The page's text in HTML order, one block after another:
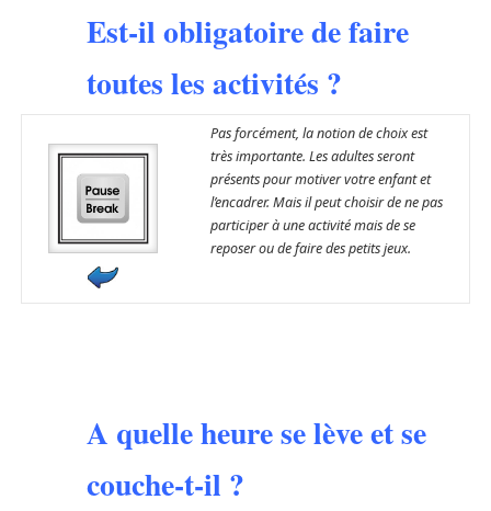
Est-il obligatoire de faire
toutes les activités ?
Pas forcément, la notion de choix est
très importante. Les adultes seront
présents pour motiver votre enfant et
l’encadrer. Mais il peut choisir de ne pas
participer à une activité mais de se
reposer ou de faire des petits jeux.
A quelle heure se lève et se
couche-t-il ?